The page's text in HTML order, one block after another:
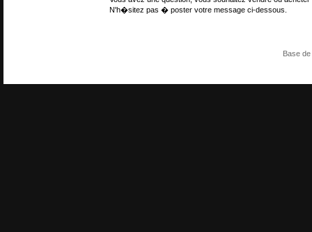
N'h�sitez pas � poster votre message ci-dessous.
Base